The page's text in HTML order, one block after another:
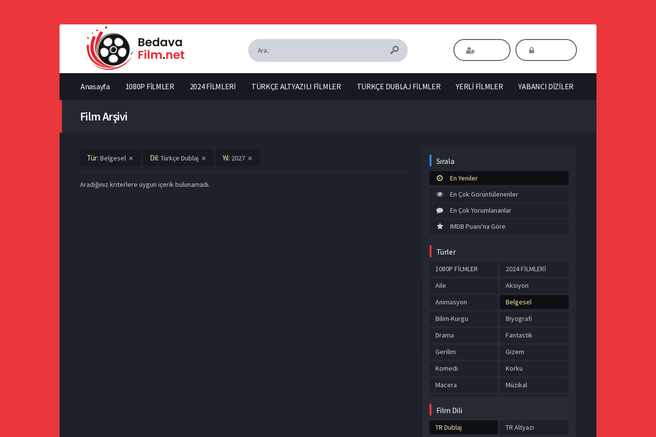
Anasayfa 1080P FİLMLER 2024 FİLMLERİ TÜRKÇE ALTYAZILI FİLMLER TÜRKÇE DUBLAJ FİLMLER YERLİ FİLMLER YABANCI DİZİLER
Film Arşivi
Tür: Belgesel Dil: Türkçe Dublaj Yıl: 2027
Aradığınız kriterlere uygun içerik bulunamadı.
Sırala
En Yeniler
En Çok Görüntülenenler
En Çok Yorumlananlar
IMDB Puanı'na Göre
Türler
1080P FİLMLER
2024 FİLMLERİ
Aile
Aksiyon
Animasyon
Belgesel
Bilim-Kurgu
Biyografi
Drama
Fantastik
Gerilim
Gizem
Komedi
Korku
Macera
Müzikal
Tarih
Film Dili
TR Dublaj TR Altyazı